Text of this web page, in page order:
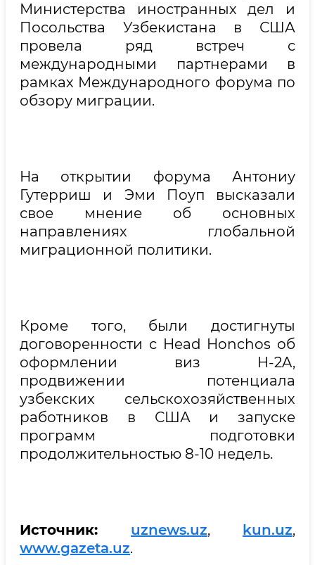
Министерства иностранных дел и
Посольства Узбекистана в США
провела ряд встреч с
международными партнерами в
рамках Международного форума по
обзору миграции.
На открытии форума Антониу
Гутерриш и Эми Поуп высказали
свое мнение об основных
направлениях глобальной
миграционной политики.
Кроме того, были достигнуты
договоренности с Head Honchos об
оформлении виз H-2A,
продвижении потенциала
узбекских сельскохозяйственных
работников в США и запуске
программ подготовки
продолжительностью 8-10 недель.
Источник: uznews.uz, kun.uz,
www.gazeta.uz.